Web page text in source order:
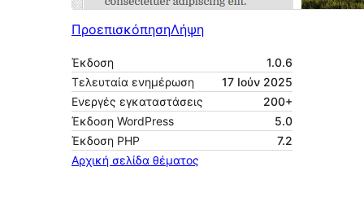
ΠροεπισκόπησηΛήψη
Έκδοση
1.0.6
Τελευταία ενημέρωση
17 Ιούν 2025
Ενεργές εγκαταστάσεις
200+
Έκδοση WordPress
5.0
Έκδοση ΡΗΡ
7.2
Αρχική σελίδα θέματος